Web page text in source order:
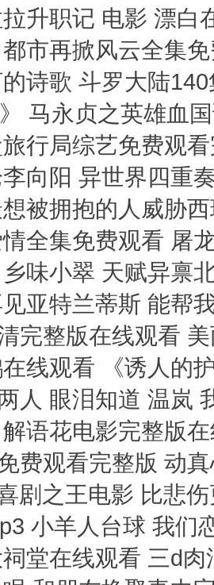
升职记 电影 漂白
市再掀风云全集
诗歌 斗罗大陆
马永贞之英雄血
行局综艺免费观
向阳 异世界四重
被拥抱的人威胁
全集免费观看 屠
味小翠 天赋异禀
亚特兰蒂斯 能帮
完整版在线观看
线观看 《诱人的
人 眼泪知道 温岚
语花电影完整版
费观看完整版 动
剧之王电影 比悲
小羊人台球 我们
堂在线观看 三d